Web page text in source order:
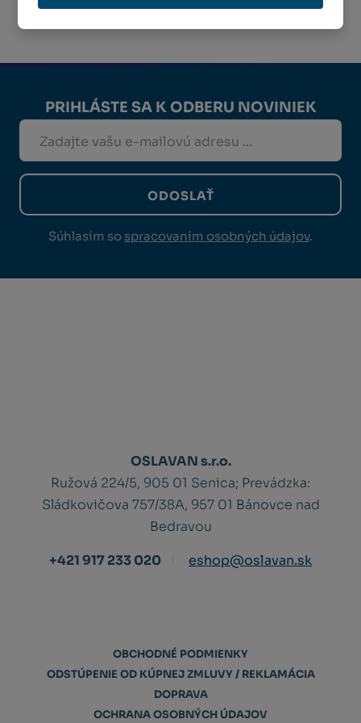
PRIHLÁSTE SA K ODBERU NOVINIEK
ODOSLAŤ
Súhlasím so spracovaním osobných údajov.
OSLAVAN s.r.o.
Ružová 224/5, 905 01 Senica; Prevádzka:
Sládkovičova 757/38A, 957 01 Bánovce nad
Bedravou
+421 917 233 020
eshop@oslavan.sk
OBCHODNÉ PODMIENKY
ODSTÚPENIE OD KÚPNEJ ZMLUVY / REKLAMÁCIA
DOPRAVA
OCHRANA OSOBNÝCH ÚDAJOV